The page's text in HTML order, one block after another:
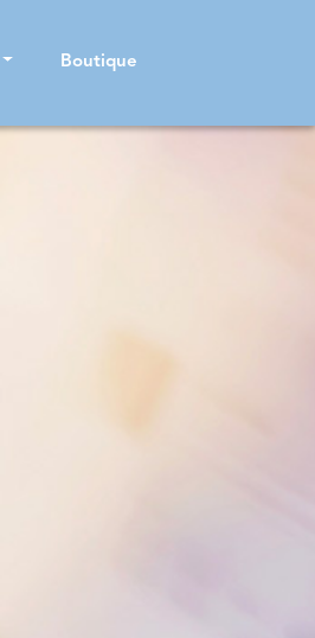
Boutique